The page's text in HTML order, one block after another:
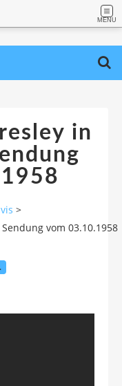
MENU
in
>
vom 03.10.1958